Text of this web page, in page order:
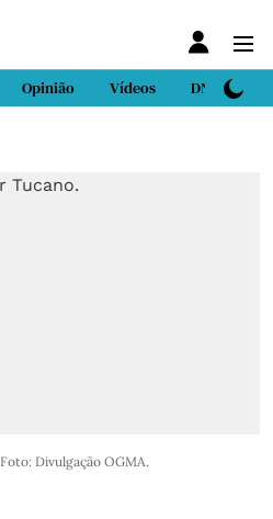
Opinião Vídeos DN Sport
Foto: Divulgação OGMA.